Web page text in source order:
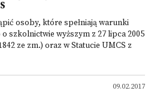
osoby, które spełniają warunki
szkolnictwie wyższym z 27 lipca 2005
ze zm.) oraz w Statucie UMCS z
09.02.2017